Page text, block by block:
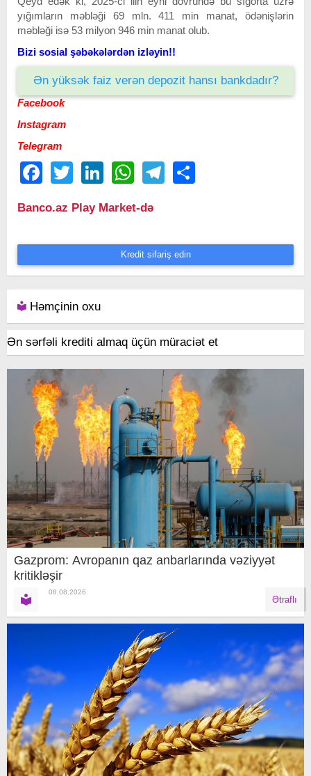
yığımların məbləği 69 mln. 411 min manat, ödənişlərin
məbləği isə 53 milyon 946 min manat olub.
Bizi sosial şəbəkələrdən izləyin!!
Ən yüksək faiz verən depozit hansı bankdadır?
Facebook
Instagram
Telegram
FacebookTwitter LinkedIn WhatsAppTelegram
Banco.az Play Market-də
Kredit sifariş edin
Həmçinin oxu
Ən sərfəli krediti almaq üçün müraciət et
Gazprom: Avropanın qaz anbarlarında vəziyyət
kritikləşir
08.08.2026
Ətraflı